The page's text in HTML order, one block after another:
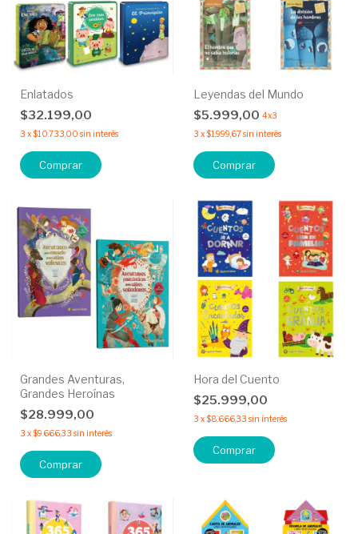
Enlatados
$32.199,00
3 x$10.733,00 sin interés
Comprar
Leyendas del Mundo
$5.999,00 4x3
3 x$1.999,67sin interés
Comprar
Grandes Aventuras,
Grandes Heroínas
$28.999,00
3 x$9.666,33 sin interés
Comprar
Hora del Cuento
$25.999,00
3 x$8.666,33 sin interés
Comprar